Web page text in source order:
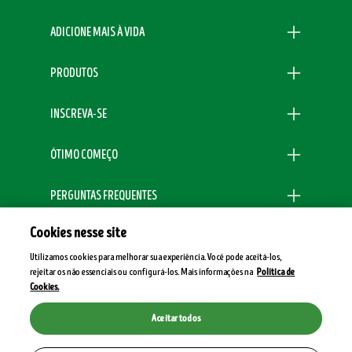
ADICIONE MAIS À VIDA
PRODUTOS
INSCREVA-SE
ÓTIMO COMEÇO
PERGUNTAS FREQUENTES
100% SATISFAÇÃO GARANTIDA
Legal
Cookies nesse site
Utilizamos cookies para melhorar sua experiência. Você pode aceitá-los,
rejeitar os não essenciais ou configurá-los. Mais informações na Política de
Cookies.
Aceitar todos